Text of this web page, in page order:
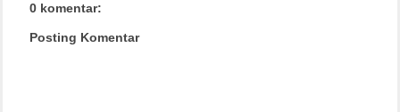
0 komentar:
Posting Komentar